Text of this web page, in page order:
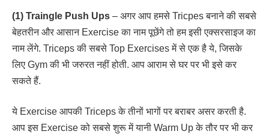
(1) Traingle Push Ups – अगर आप हमसे Tricpes बनाने की सबसे
बेहतरीन और आसान Exercise का नाम पूछेंगे तो हम इसी एक्सरसाइज का
नाम लेंगे. Triceps की सबसे Top Exercises में से एक है ये, जिसके
लिए Gym की भी जरुरत नहीं होती. आप आराम से घर पर भी इसे कर
सकते हैं.
ये Exercise आपकी Triceps के तीनों भागों पर बराबर असर करती है.
आप इस Exercise को सबसे शुरू में यानी Warm Up के तौर पर भी कर